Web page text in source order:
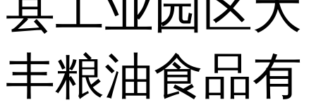
丰粮油食品有